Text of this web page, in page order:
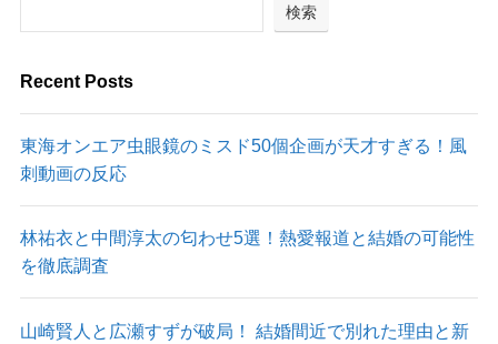
検索
Recent Posts
東海オンエア虫眼鏡のミスド50個企画が天才すぎる！風
刺動画の反応
林祐衣と中間淳太の匂わせ5選！熱愛報道と結婚の可能性
を徹底調査
山崎賢人と広瀬すずが破局！ 結婚間近で別れた理由と新